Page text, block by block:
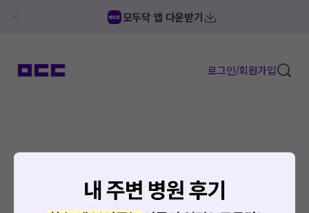
모두닥 앱 다운받기
로그인/회원가입